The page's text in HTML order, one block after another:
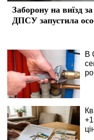
Заборону на виїзд
ДПСУ запустила
В